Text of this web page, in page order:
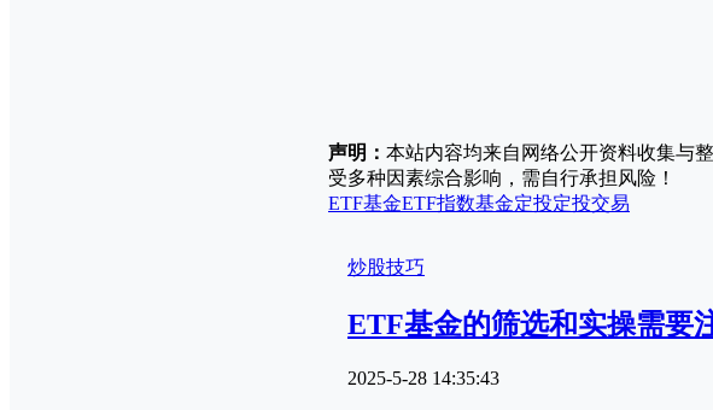
声明： 本站内容均来自网络公开资料收集与
受多种因素综合影响，需自行承担风险！
ETF基金ETF指数基金定投定投交易
炒股技巧
ETF基金的筛选和实操需要
2025-5-28 14:35:43